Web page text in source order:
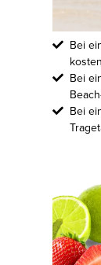
Bei
Bei
Bei